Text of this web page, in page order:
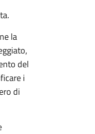
la
del
i
di